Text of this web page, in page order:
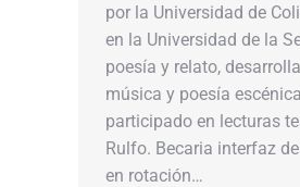
por la Universidad de
en la Universidad de la
poesía y relato,
música y poesía
participado en lecturas
Rulfo. Becaria interfaz
en rotación…